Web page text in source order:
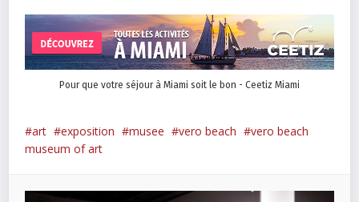
Pour que votre séjour à Miami soit le bon - Ceetiz Miami
art exposition musee vero beach
vero beach
museum of art